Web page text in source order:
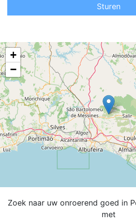
Sturen
+
−
Zoek naar uw onroerend goed in
met